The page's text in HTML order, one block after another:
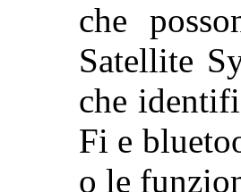
che
Satellite
che
Fi e
o le